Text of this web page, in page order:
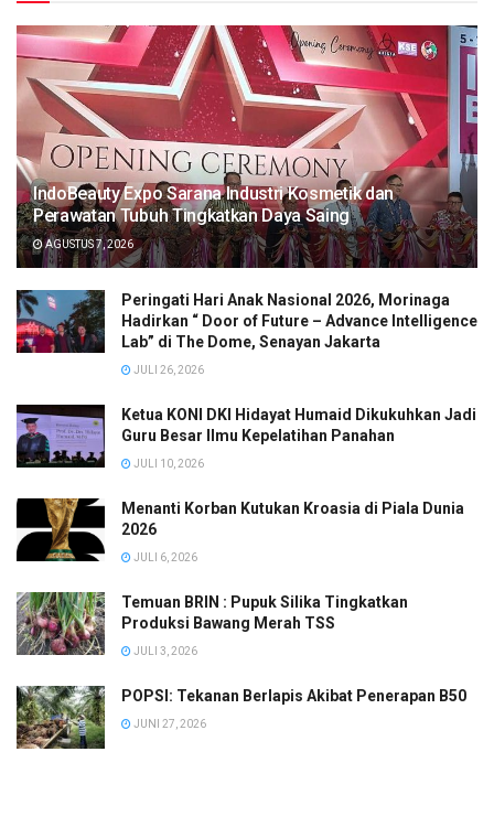
IndoBeauty Expo Sarana Industri Kosmetik dan
Perawatan Tubuh Tingkatkan Daya Saing
AGUSTUS 7, 2026
Peringati Hari Anak Nasional 2026, Morinaga
Hadirkan “ Door of Future – Advance Intelligence
Lab” di The Dome, Senayan Jakarta
JULI 26, 2026
Ketua KONI DKI Hidayat Humaid Dikukuhkan Jadi
Guru Besar Ilmu Kepelatihan Panahan
JULI 10, 2026
Menanti Korban Kutukan Kroasia di Piala Dunia
2026
JULI 6, 2026
Temuan BRIN : Pupuk Silika Tingkatkan
Produksi Bawang Merah TSS
JULI 3, 2026
POPSI: Tekanan Berlapis Akibat Penerapan B50
JUNI 27, 2026